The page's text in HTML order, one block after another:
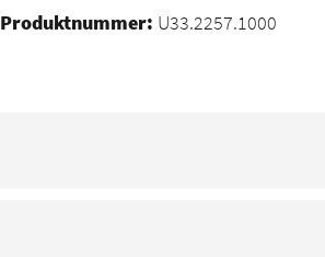
Produktnummer: U33.2257.1000